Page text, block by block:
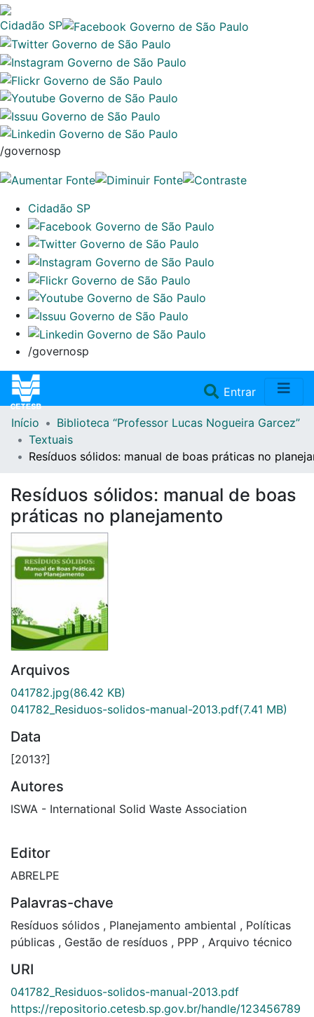
Cidadão SP
/governosp
Cidadão SP
/governosp
Entrar(current)
Home
Repositório
Doações/Aquisições
Fale Conosco
Início
Biblioteca “Professor Lucas Nogueira Garcez”
Textuais
Resíduos sólidos: manual de boas práticas no
Resíduos sólidos: manual de boas
práticas no planejamento
Arquivos
041782.jpg(86.42 KB)
041782_Residuos-solidos-manual-2013.pdf(7.41 MB)
Data
[2013?]
Autores
ISWA - International Solid Waste Association
Editor
ABRELPE
Palavras-chave
Resíduos sólidos , Planejamento ambiental , Políticas
públicas , Gestão de resíduos , PPP , Arquivo técnico
URI
041782_Residuos-solidos-manual-2013.pdf
https://repositorio.cetesb.sp.gov.br/handle/123456789